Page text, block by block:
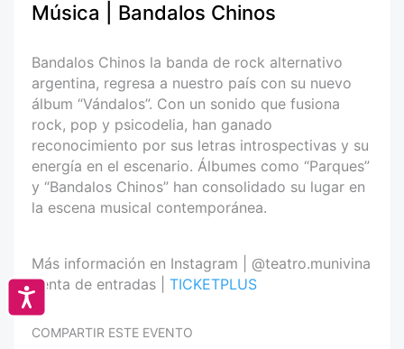
Accesibilidad
Música | Bandalos Chinos
Bandalos Chinos la banda de rock alternativo
argentina, regresa a nuestro país con su nuevo
álbum “Vándalos”. Con un sonido que fusiona
rock, pop y psicodelia, han ganado
reconocimiento por sus letras introspectivas y su
energía en el escenario. Álbumes como “Parques”
y “Bandalos Chinos” han consolidado su lugar en
la escena musical contemporánea.
Más información en Instagram | @teatro.munivina
Venta de entradas | TICKETPLUS
COMPARTIR ESTE EVENTO